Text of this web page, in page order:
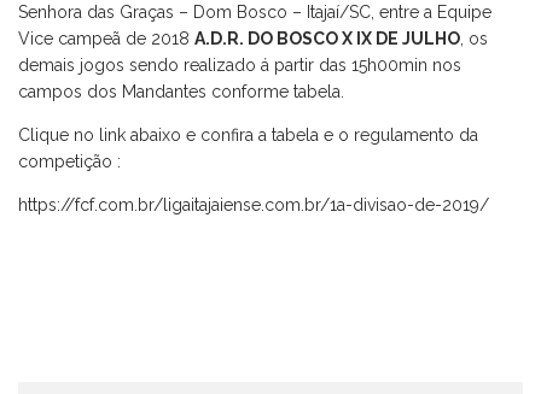
Senhora das Graças – Dom Bosco – Itajaí/SC, entre a Equipe
Vice campeã de 2018 A.D.R. DO BOSCO X IX DE JULHO , os
demais jogos sendo realizado á partir das 15h00min nos
campos dos Mandantes conforme tabela.
Clique no link abaixo e confira a tabela e o regulamento da
competição :
https://fcf.com.br/ligaitajaiense.com.br/1a-divisao-de-2019/